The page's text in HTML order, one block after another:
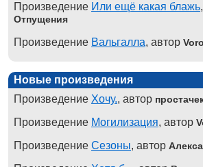
Произведение Или ещё какая блажь
Отпущения
Произведение Вальгалла, автор
Новые произведения
Произведение Хочу., автор
Произведение Могилизация, автор
Произведение Сезоны, автор